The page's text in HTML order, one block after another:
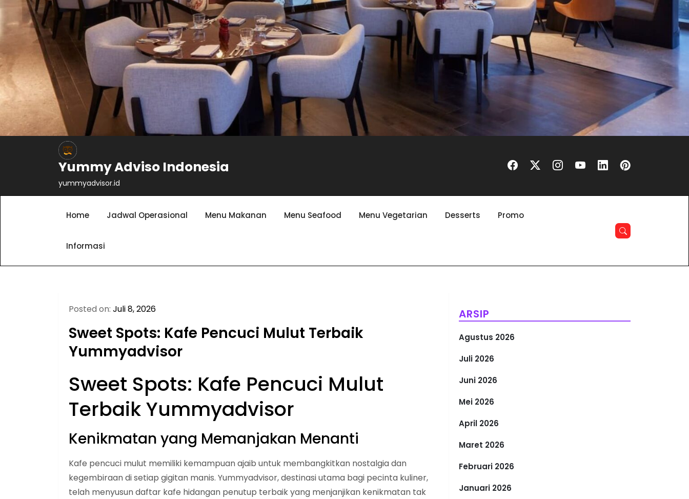
Yummy Adviso Indonesia
yummyadvisor.id
Home Jadwal Operasional Menu Makanan Menu Seafood Menu Vegetarian Desserts Promo
Informasi
Posted on: Juli 8, 2026
Sweet Spots: Kafe Pencuci Mulut Terbaik
Yummyadvisor
Sweet Spots: Kafe Pencuci Mulut
Terbaik Yummyadvisor
Kenikmatan yang Memanjakan Menanti
Kafe pencuci mulut memiliki kemampuan ajaib untuk membangkitkan nostalgia dan
kegembiraan di setiap gigitan manis. Yummyadvisor, destinasi utama bagi pecinta kuliner,
telah menyusun daftar kafe hidangan penutup terbaik yang menjanjikan kenikmatan tak
ARSIP
Agustus 2026
Juli 2026
Juni 2026
Mei 2026
April 2026
Maret 2026
Februari 2026
Januari 2026